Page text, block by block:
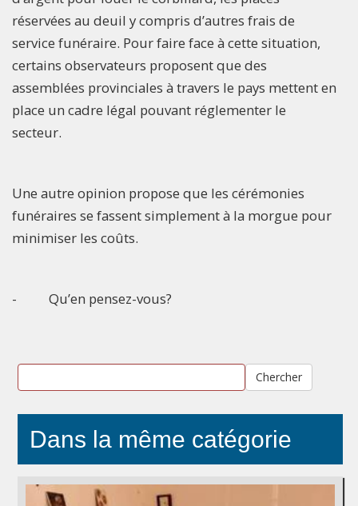
réservées au deuil y compris d’autres frais de
service funéraire. Pour faire face à cette situation,
certains observateurs proposent que des
assemblées provinciales à travers le pays mettent en
place un cadre légal pouvant réglementer le
secteur.
Une autre opinion propose que les cérémonies
funéraires se fassent simplement à la morgue pour
minimiser les coûts.
- Qu’en pensez-vous?
Chercher
Dans la même catégorie